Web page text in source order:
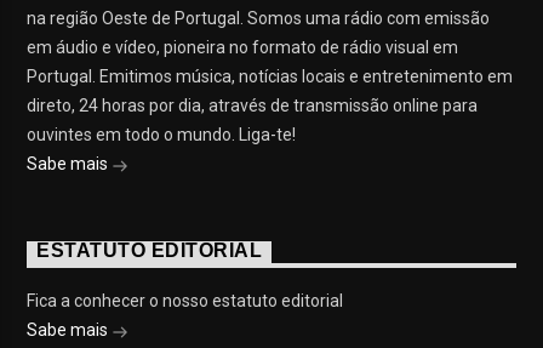
na região Oeste de Portugal. Somos uma rádio com emissão
em áudio e vídeo, pioneira no formato de rádio visual em
Portugal. Emitimos música, notícias locais e entretenimento em
direto, 24 horas por dia, através de transmissão online para
ouvintes em todo o mundo. Liga-te!
Sabe mais
ESTATUTO EDITORIAL
Fica a conhecer o nosso estatuto editorial
Sabe mais